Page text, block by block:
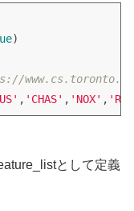
)
, 'CHAS' , 'NOX' , 'RM'
として定義